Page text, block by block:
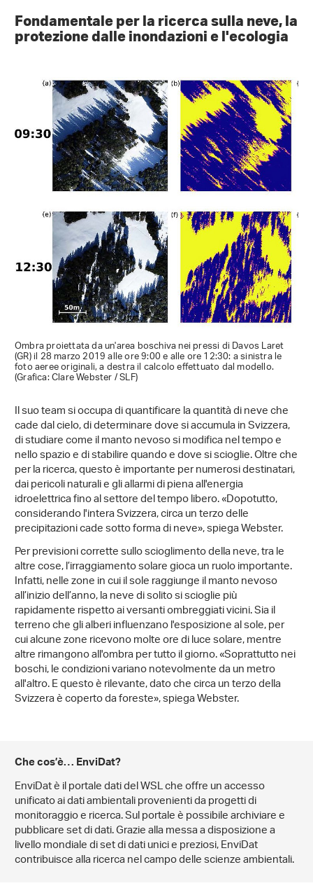
Fondamentale per la ricerca sulla neve, la
protezione dalle inondazioni e l'ecologia
Ombra proiettata da un'area boschiva nei pressi di Davos Laret
(GR) il 28 marzo 2019 alle ore 9:00 e alle ore 12:30: a sinistra le
foto aeree originali, a destra il calcolo effettuato dal modello.
(Grafica: Clare Webster / SLF)
Il suo team si occupa di quantificare la quantità di neve che
cade dal cielo, di determinare dove si accumula in Svizzera,
di studiare come il manto nevoso si modifica nel tempo e
nello spazio e di stabilire quando e dove si scioglie. Oltre che
per la ricerca, questo è importante per numerosi destinatari,
dai pericoli naturali e gli allarmi di piena all'energia
idroelettrica fino al settore del tempo libero. «Dopotutto,
considerando l'intera Svizzera, circa un terzo delle
precipitazioni cade sotto forma di neve», spiega Webster.
Per previsioni corrette sullo scioglimento della neve, tra le
altre cose, l’irraggiamento solare gioca un ruolo importante.
Infatti, nelle zone in cui il sole raggiunge il manto nevoso
all’inizio dell’anno, la neve di solito si scioglie più
rapidamente rispetto ai versanti ombreggiati vicini. Sia il
terreno che gli alberi influenzano l'esposizione al sole, per
cui alcune zone ricevono molte ore di luce solare, mentre
altre rimangono all'ombra per tutto il giorno. «Soprattutto nei
boschi, le condizioni variano notevolmente da un metro
all'altro. E questo è rilevante, dato che circa un terzo della
Svizzera è coperto da foreste», spiega Webster.
Che cos’è… EnviDat?
EnviDat è il portale dati del WSL che offre un accesso
unificato ai dati ambientali provenienti da progetti di
monitoraggio e ricerca. Sul portale è possibile archiviare e
pubblicare set di dati. Grazie alla messa a disposizione a
livello mondiale di set di dati unici e preziosi, EnviDat
contribuisce alla ricerca nel campo delle scienze ambientali.